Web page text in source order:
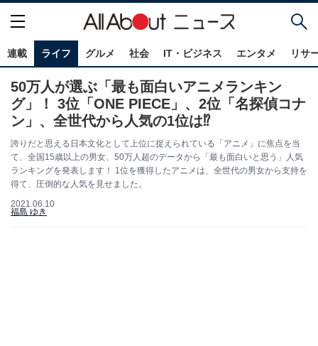
連載 ライフ グルメ 社会 IT・ビジネス エンタメ リサ
50万人が選ぶ「最も面白いアニメランキン
グ」！ 3位「ONE PIECE」、2位「名探偵コナ
ン」、全世代から人気の1位は⁉
誇りだと思える日本文化として上位に捉えられている「アニメ」に焦点を当
て、全国15歳以上の男女、50万人超のデータから「最も面白いと思う」人気
ランキングを発表します！ 1位を獲得したアニメは、全世代の男女から支持を
得て、圧倒的な人気を見せました。
2021.06.10
福島 ゆき